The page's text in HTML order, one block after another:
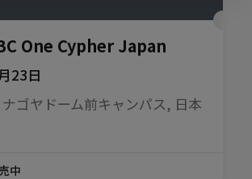
One Cypher Japan
23日
ゴヤドーム前キャンパス, 日本
中